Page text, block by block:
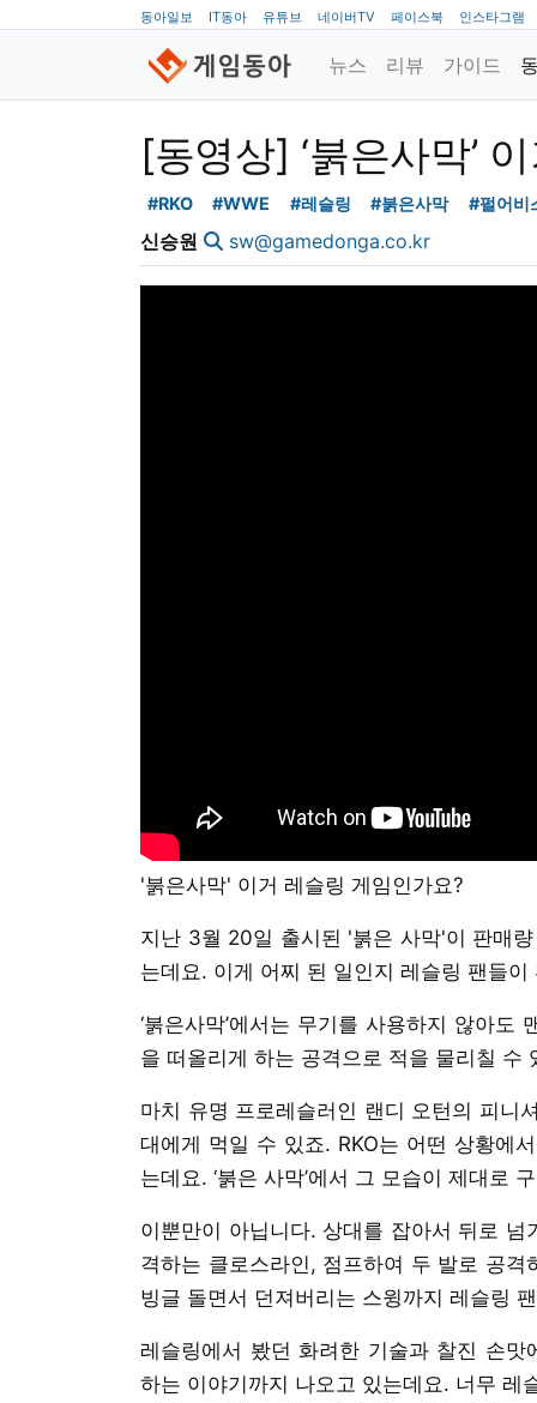
동아일보 IT동아 유튜브 네이버TV 페이스북 인스타그램
뉴스 리뷰 가이드
[동영상] ‘붉은사막’
#RKO #WWE #레슬링 #붉은사막 #펄어비
신승원 sw@gamedonga.co.kr
'붉은사막' 이거 레슬링 게임인가요?
지난 3월 20일 출시된 '붉은 사막'이 판매
는데요. 이게 어찌 된 일인지 레슬링 팬들
‘붉은사막’에서는 무기를 사용하지 않아
을 떠올리게 하는 공격으로 적을 물리칠 수
마치 유명 프로레슬러인 랜디 오턴의 피니
대에게 먹일 수 있죠. RKO는 어떤 상황에
는데요. ‘붉은 사막’에서 그 모습이 제대로
이뿐만이 아닙니다. 상대를 잡아서 뒤로
격하는 클로스라인, 점프하여 두 발로 공
빙글 돌면서 던져버리는 스윙까지 레슬링
레슬링에서 봤던 화려한 기술과 찰진 손
하는 이야기까지 나오고 있는데요. 너무 레